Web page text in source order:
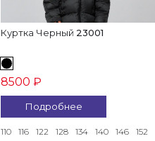
Куртка Черный 23001
8500 ₽
Подробнее
110 116 122 128 134 140 146
152